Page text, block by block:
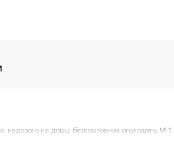
недорого на дошці безкоштовних оголошень № 1.